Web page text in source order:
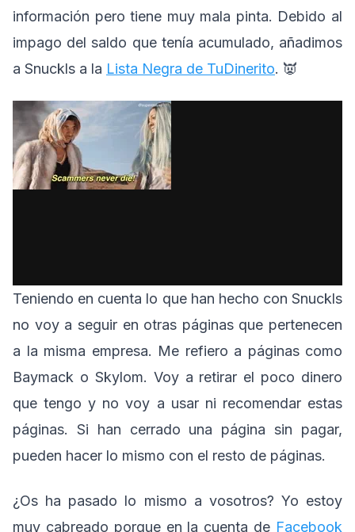
información pero tiene muy mala pinta. Debido al
impago del saldo que tenía acumulado, añadimos
a Snuckls a la Lista Negra de TuDinerito. 👿
Teniendo en cuenta lo que han hecho con Snuckls
no voy a seguir en otras páginas que pertenecen
a la misma empresa. Me refiero a páginas como
Baymack o Skylom. Voy a retirar el poco dinero
que tengo y no voy a usar ni recomendar estas
páginas. Si han cerrado una página sin pagar,
pueden hacer lo mismo con el resto de páginas.
¿Os ha pasado lo mismo a vosotros? Yo estoy
muy cabreado porque en la cuenta de Facebook